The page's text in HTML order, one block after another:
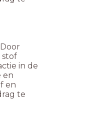
stof
in de
en
en
te